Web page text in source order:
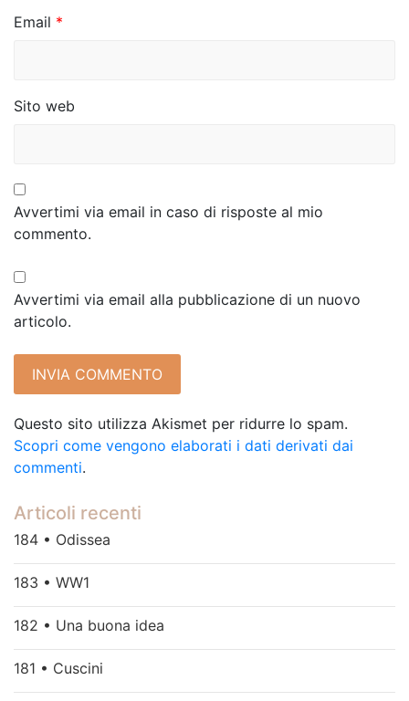
o
Email *
Sito web
Avvertimi via email in caso di risposte al mio
commento.
Avvertimi via email alla pubblicazione di un nuovo
articolo.
Questo sito utilizza Akismet per ridurre lo spam.
Scopri come vengono elaborati i dati derivati dai
commenti.
Articoli recenti
184 • Odissea
183 • WW1
182 • Una buona idea
181 • Cuscini